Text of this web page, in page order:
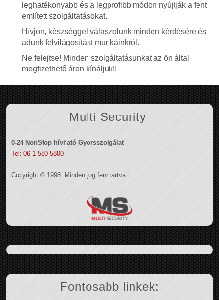
leghatékonyabb és a legprofibb módon nyújtják a fent
említett szolgáltatásokat.
Hívjon, készséggel válaszolunk minden kérdésére és
adunk felvilágosítást munkáinkról.
Ne felejtse! Minden szolgáltatásunkat az ön által
megfizethető áron kínáljuk!!
Multi Security
0-24 NonStop hívható Gyorsszolgálat
Tel: 06 1 580 5800
Copyright © 1998. Minden jog fenntartva.
Fontosabb linkek: